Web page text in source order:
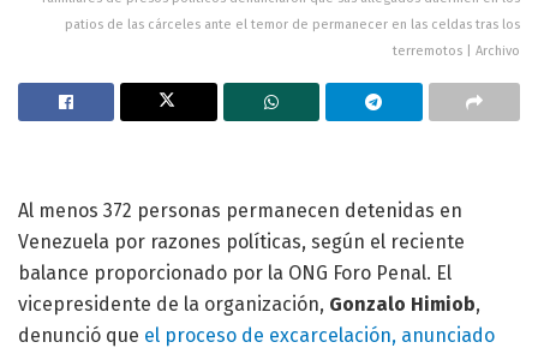
patios de las cárceles ante el temor de permanecer en las celdas tras los
terremotos | Archivo
Al menos 372 personas permanecen detenidas en
Venezuela por razones políticas, según el reciente
balance proporcionado por la ONG Foro Penal. El
vicepresidente de la organización, Gonzalo Himiob,
denunció que el proceso de excarcelación, anunciado